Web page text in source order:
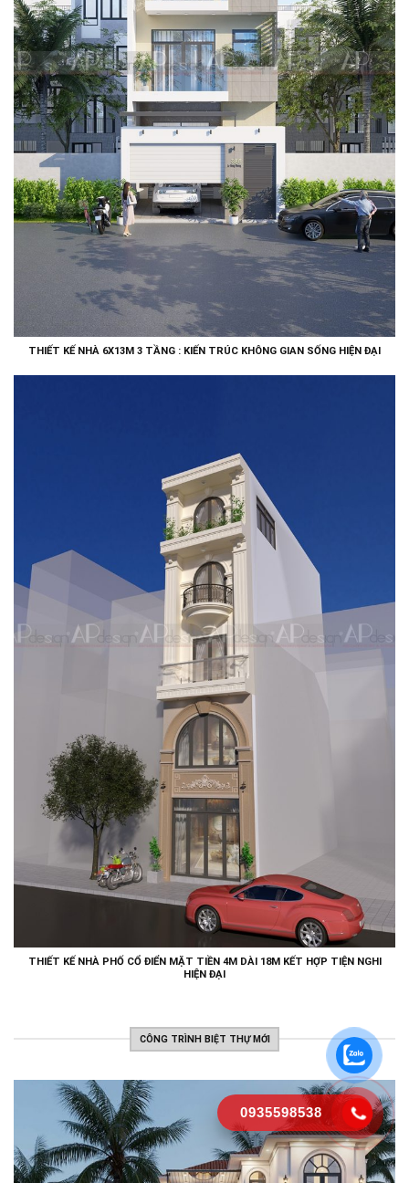
THIẾT KẾ NHÀ 6X13M 3 TẦNG : KIẾN TRÚC KHÔNG GIAN SỐNG HIỆN ĐẠI
THIẾT KẾ NHÀ PHỐ CỔ ĐIỂN MẶT TIỀN 4M DÀI 18M KẾT HỢP TIỆN NGHI
HIỆN ĐẠI
CÔNG TRÌNH BIỆT THỰ MỚI
0935598538